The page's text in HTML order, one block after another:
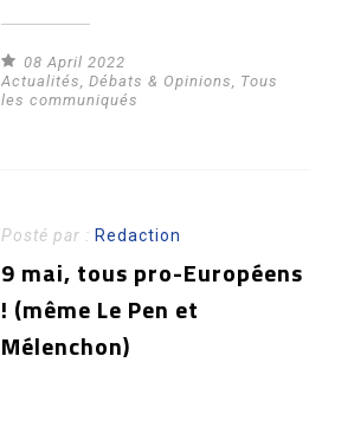
08 April 2022
Actualités ,Débats & Opinions
Tous
les communiqués
Posté par : Redaction
9 mai, tous pro-Européens
! (même Le Pen et
Mélenchon)